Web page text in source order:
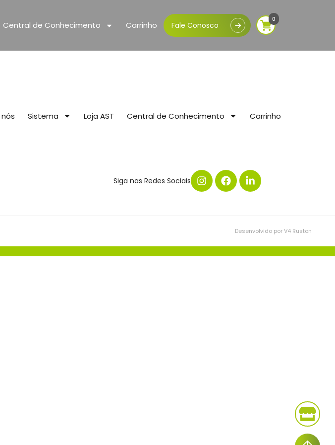
Central de Conhecimento Carrinho Fale Conosco
0
Sistema Loja AST Central de Conhecimento Carrinho
Siga nas Redes Sociais
Desenvolvido por V4 Ruston